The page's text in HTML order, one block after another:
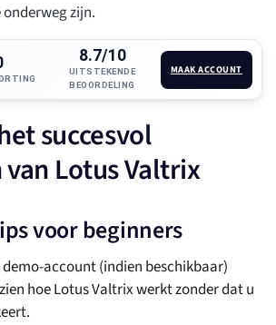
zijn.
8.7/10
UITSTEKENDE
BEOORDELING
MAAK ACCOUNT
succesvol
Lotus Valtrix
voor beginners
demo-account (indien beschikbaar)
hoe Lotus Valtrix werkt zonder dat u